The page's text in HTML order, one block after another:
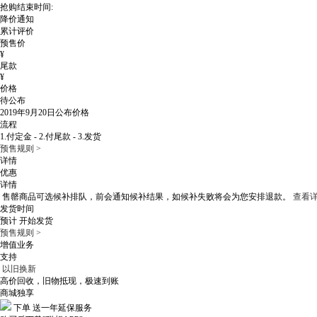
抢购结束时间:
降价通知
累计评价
预售价
¥
尾款
¥
价格
待公布
2019年9月20日 公布价格
流程
1.付定金 - 2.付尾款 - 3.发货
预售规则 >
详情
优惠
详情
售罄商品可选候补排队， 前会通知候补结果，如候补失败将会为您安排退款。
查看
发货时间
预计 开始发货
预售规则 >
增值业务
支持
以旧换新
高价回收，旧物抵现，极速到账
商城独享
下单 送一年延保服务